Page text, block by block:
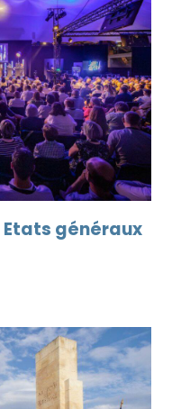
généraux